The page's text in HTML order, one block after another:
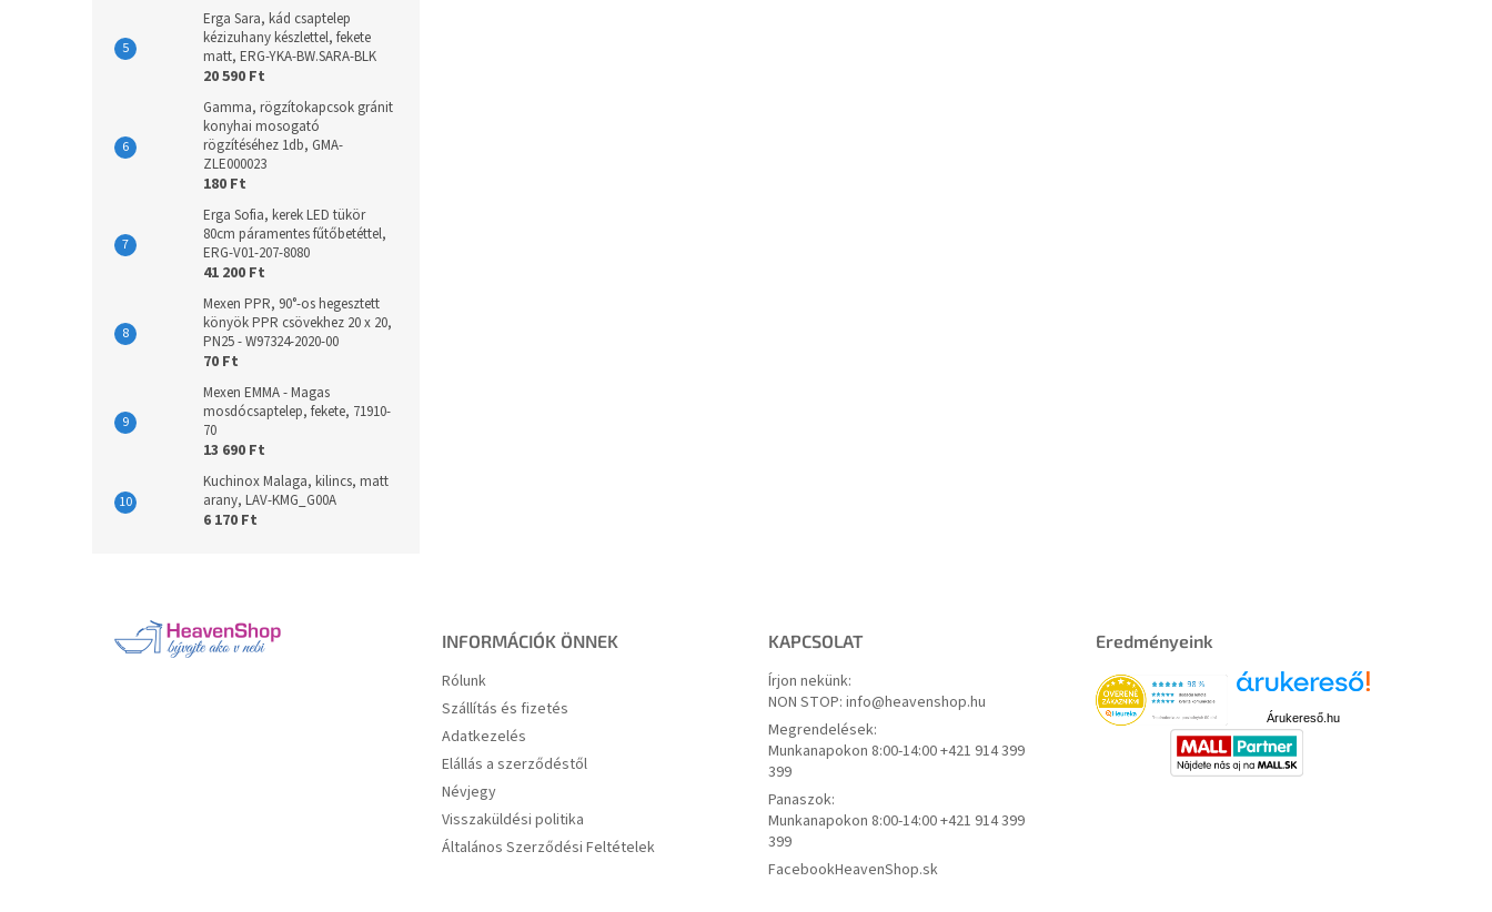
Erga Sara, kád csaptelep
kézizuhany készlettel, fekete
matt, ERG-YKA-BW.SARA-BLK
20 590 Ft
Gamma, rögzítokapcsok gránit
konyhai mosogató
rögzítéséhez 1db, GMA-
ZLE000023
180 Ft
Erga Sofia, kerek LED tükör
80cm páramentes fűtőbetéttel,
ERG-V01-207-8080
41 200 Ft
Mexen PPR, 90°-os hegesztett
könyök PPR csövekhez 20 x 20,
PN25 - W97324-2020-00
70 Ft
Mexen EMMA - Magas
mosdócsaptelep, fekete, 71910-
70
13 690 Ft
Kuchinox Malaga, kilincs, matt
arany, LAV-KMG_G00A
6 170 Ft
INFORMÁCIÓK ÖNNEK
Rólunk
Szállítás és fizetés
Adatkezelés
Elállás a szerződéstől
Névjegy
Visszaküldési politika
Általános Szerződési Feltételek
KAPCSOLAT
Írjon nekünk:
NON STOP: info@heavenshop.hu
Megrendelések:
Munkanapokon 8:00-14:00 +421 914 399
399
Panaszok:
Munkanapokon 8:00-14:00 +421 914 399
399
FacebookHeavenShop.sk
Eredményeink
Árukereső.hu